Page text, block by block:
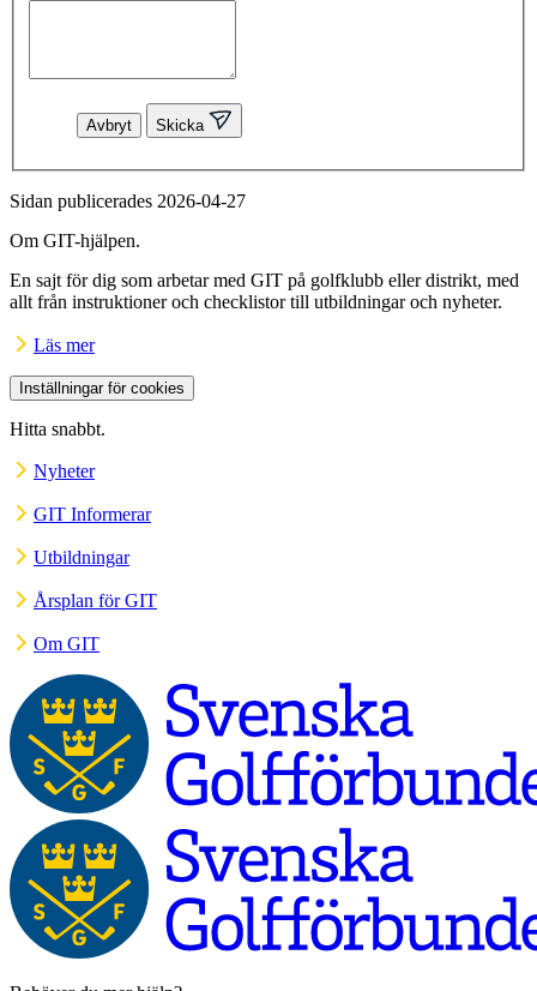
Avbryt Skicka
Sidan publicerades 2026-04-27
Om GIT-hjälpen.
En sajt för dig som arbetar med GIT på golfklubb eller distrikt, med
allt från instruktioner och checklistor till utbildningar och nyheter.
Läs mer
Inställningar för cookies
Hitta snabbt.
Nyheter
GIT Informerar
Utbildningar
Årsplan för GIT
Om GIT